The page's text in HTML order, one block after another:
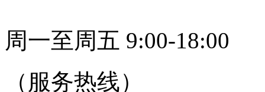
周一至周五 9:00-18:00
（服务热线）